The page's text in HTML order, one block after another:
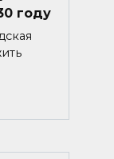
году